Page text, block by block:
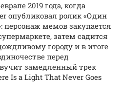
2019 года, когда
опубликовал ролик «Один
мемов закупается
затем садится
городу и в итоге
перед
замедленный трек
Is a Light That Never Goes